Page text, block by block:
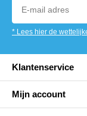
* Lees hier de
Klantenservice
Mijn account